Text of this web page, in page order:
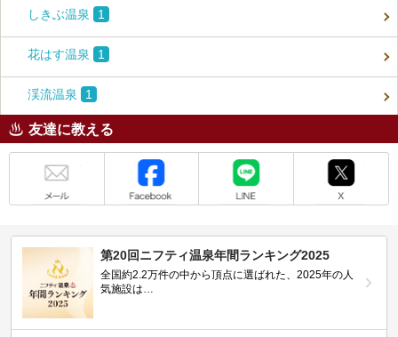
しきぶ温泉 1
花はす温泉 1
渓流温泉 1
友達に教える
第20回ニフティ温泉年間ランキング2025
全国約2.2万件の中から頂点に選ばれた、2025年の人
気施設は…